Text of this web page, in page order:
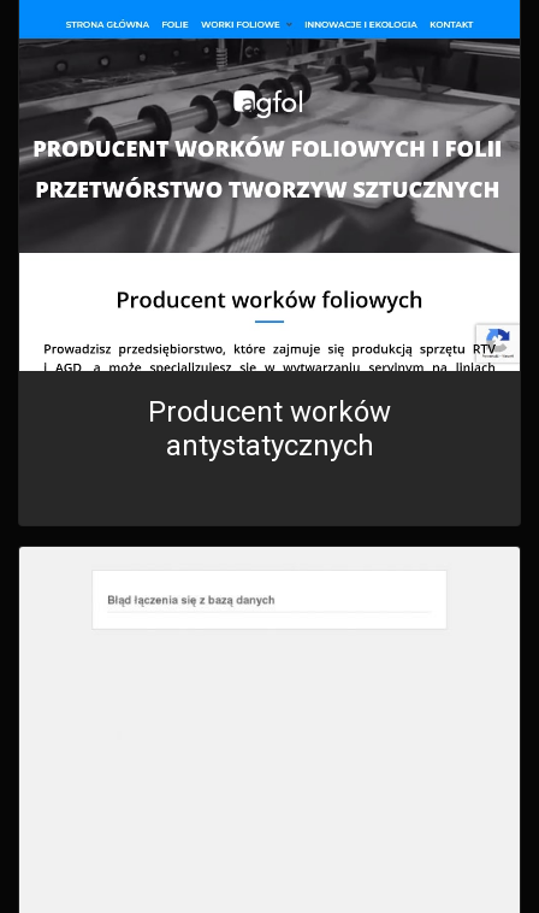
Producent worków
antystatycznych